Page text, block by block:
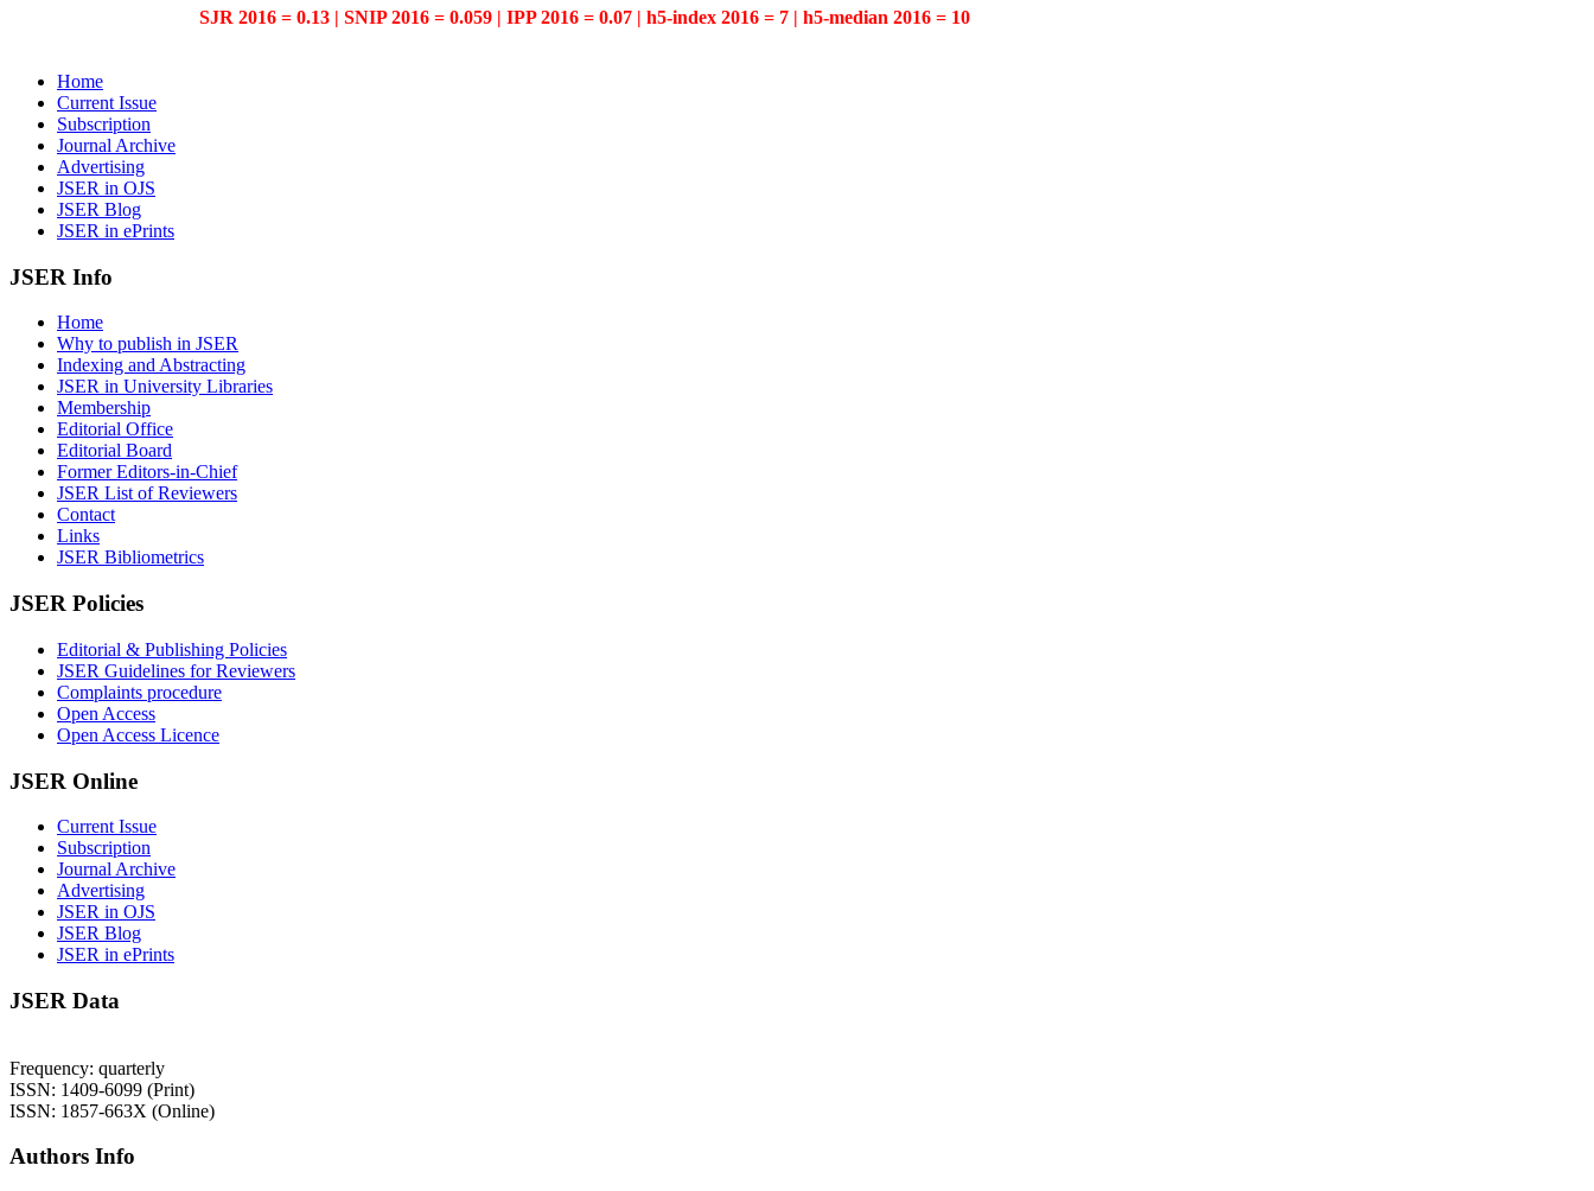
SJR 2016 = 0.13 | SNIP 2016 = 0.059 | IPP 2016 = 0.07 | h5-index 2016 = 7 | h5-median 2016 = 10
Home
Current Issue
Subscription
Journal Archive
Advertising
JSER in OJS
JSER Blog
JSER in ePrints
JSER Info
Home
Why to publish in JSER
Indexing and Abstracting
JSER in University Libraries
Membership
Editorial Office
Editorial Board
Former Editors-in-Chief
JSER List of Reviewers
Contact
Links
JSER Bibliometrics
JSER Policies
Editorial & Publishing Policies
JSER Guidelines for Reviewers
Complaints procedure
Open Access
Open Access Licence
JSER Online
Current Issue
Subscription
Journal Archive
Advertising
JSER in OJS
JSER Blog
JSER in ePrints
JSER Data
Frequency: quarterly
ISSN: 1409-6099 (Print)
ISSN: 1857-663X (Online)
Authors Info